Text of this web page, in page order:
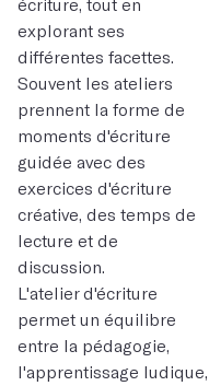
explorant ses
différentes facettes.
Souvent les ateliers
prennent la forme de
moments d'écriture
guidée avec des
exercices d'écriture
créative, des temps de
lecture et de
discussion.
L'atelier d'écriture
permet un équilibre
entre la pédagogie,
l'apprentissage ludique,